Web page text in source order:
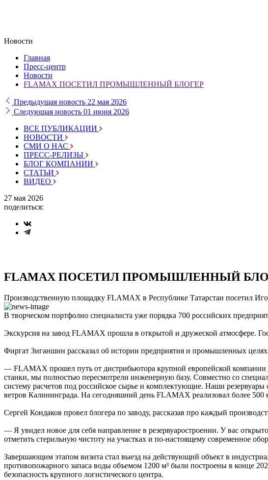
Новости
Главная
Пресс-центр
Новости
FLAMAX ПОСЕТИЛ ПРОМЫШЛЕННЫЙ БЛОГЕР
Предыдущая новость 22 мая 2026
Следующая новость 01 июня 2026
ВСЕ ПУБЛИКАЦИИ
НОВОСТИ
СМИ О НАС
ПРЕСС-РЕЛИЗЫ
БЛОГ КОМПАНИИ
СТАТЬИ
ВИДЕО
27 мая 2026
поделиться:
FLAMAX ПОСЕТИЛ ПРОМЫШЛЕННЫЙ
Производственную площадку FLAMAX в Республике Татарстан посетил
В творческом портфолио специалиста уже порядка 700 российских
Экскурсия на завод FLAMAX прошла в открытой и дружеской атмосфере.
Фиргат Зиганшин рассказал об истории предприятия и промышленных
— FLAMAX прошел путь от дистрибьютора крупной европейской
станки, мы полностью пересмотрели инженерную базу. Совместно со
систему расчетов под российское сырье и комплектующие. Наши
ветров Калининграда. На сегодняшний день FLAMAX реализовал более
Сергей Кондаков провел блогера по заводу, рассказав про каждый
— Я увидел новое для себя направление в резервуаростроении. У вас
отметить стерильную чистоту на участках и по-настоящему современное
Завершающим этапом визита стал выезд на действующий объект в
противопожарного запаса воды объемом 1200 м³ были построены в конце
безопасность крупного логистического центра.